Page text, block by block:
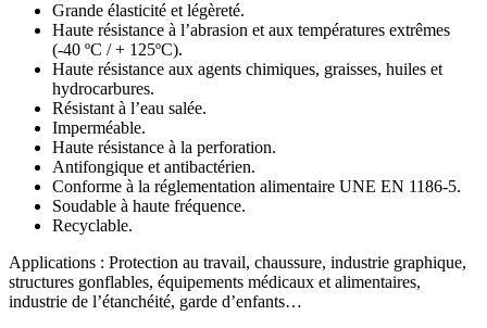
Grande élasticité et légèreté.
Haute résistance à l’abrasion et aux températures extrêmes
(-40 ºC / + 125ºC).
Haute résistance aux agents chimiques, graisses, huiles et
hydrocarbures.
Résistant à l’eau salée.
Imperméable.
Haute résistance à la perforation.
Antifongique et antibactérien.
Conforme à la réglementation alimentaire UNE EN 1186-5.
Soudable à haute fréquence.
Recyclable.
Applications : Protection au travail, chaussure, industrie graphique,
structures gonflables, équipements médicaux et alimentaires,
industrie de l’étanchéité, garde d’enfants…